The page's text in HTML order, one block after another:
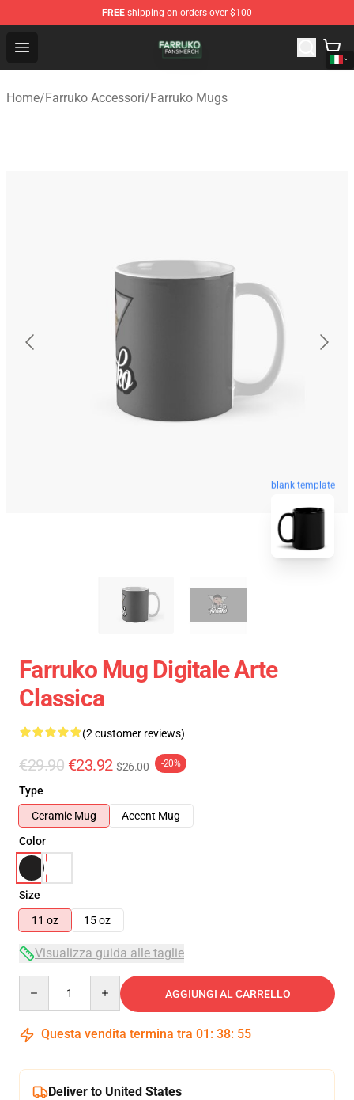
FREE shipping on orders over $100
Open menu
Farruko Shop - Official Farruko Merchandise Store
Home/Farruko Accessori/Farruko Mugs
blank template
Farruko Mug Digitale Arte
Classica
(2 customer reviews)
€29.90 €23.92 $26.00 -20%
Type
Ceramic Mug
Accent Mug
Color
Size
11 oz
15 oz
Visualizza guida alle taglie
AGGIUNGI AL CARRELLO
Questa vendita termina tra 01 : 38: 54
Deliver to United States